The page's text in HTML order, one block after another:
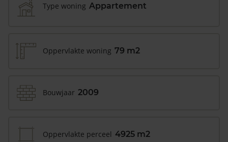
Type woning Appartement
Oppervlakte woning 79 m2
Bouwjaar 2009
Oppervlakte perceel 4925 m2